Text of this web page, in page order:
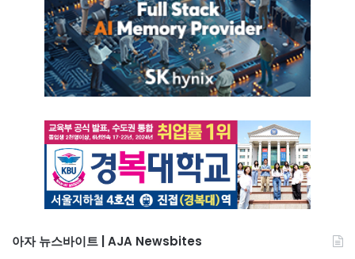
아자 뉴스바이트 | AJA Newsbites